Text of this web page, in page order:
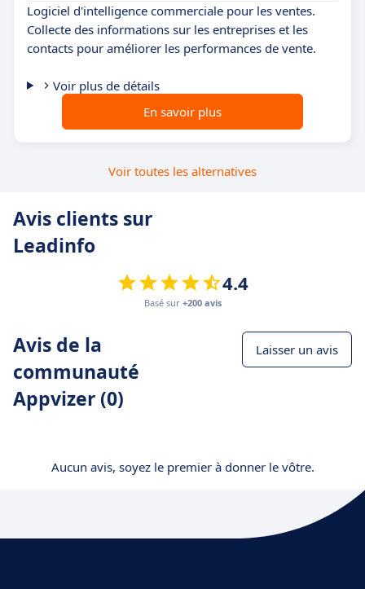
Logiciel d'intelligence commerciale pour les ventes.
Collecte des informations sur les entreprises et les
contacts pour améliorer les performances de vente.
Voir plus de détails
En savoir plus
Voir toutes les alternatives
Avis clients sur
Leadinfo
4.4
Basé sur +200 avis
Avis de la
communauté
Appvizer (0)
Laisser un avis
Aucun avis, soyez le premier à donner le vôtre.